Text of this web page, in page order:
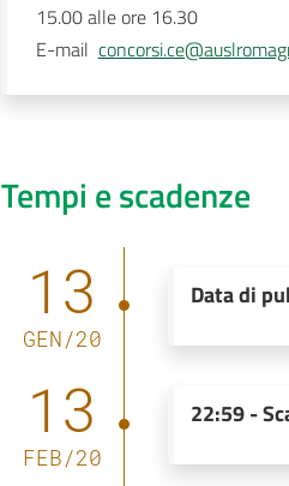
15.00 alle ore 16.30
E-mail
Tempi e scadenze
13
GEN/20
Data di
13
FEB/20
22:59-